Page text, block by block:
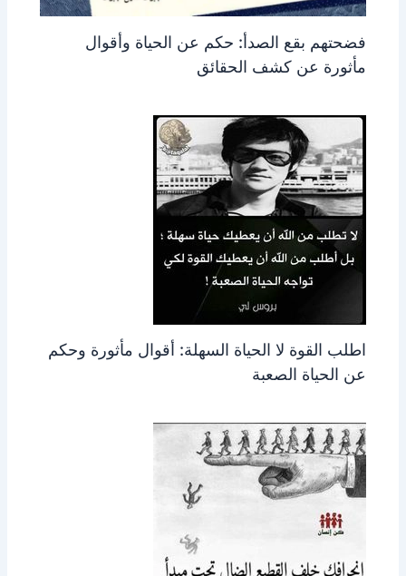
فضحتهم بقع الصدأ: حكم عن الحياة وأقوال
مأثورة عن كشف الحقائق
اطلب القوة لا الحياة السهلة: أقوال مأثورة وحكم
عن الحياة الصعبة